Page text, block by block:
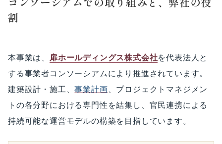
割
本事業は、 扉ホールディングス株式会社を代表法人と
する事業者コンソーシアムにより推進されています。
建築設計・施工、事業計画、プロジェクトマネジメン
トの各分野における専門性を結集し、官民連携による
持続可能な運営モデルの構築を目指しています。